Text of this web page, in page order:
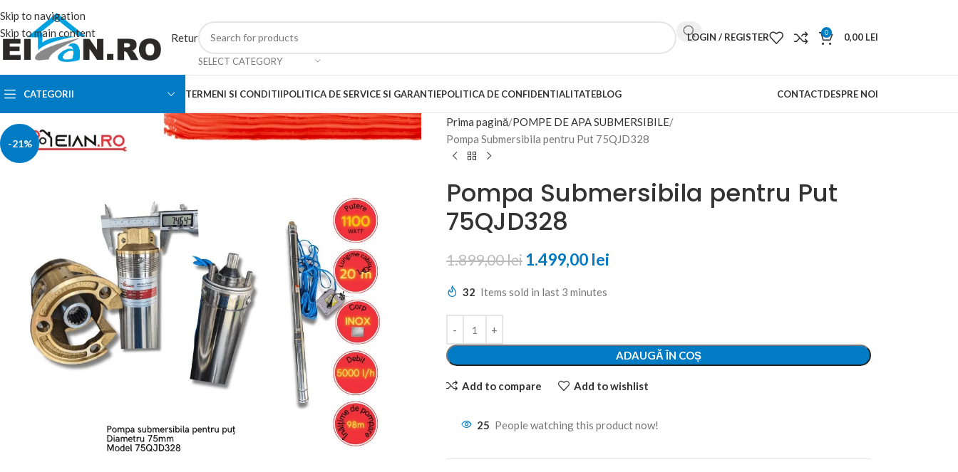
Skip to navigation
Skip to main content
Retur
SELECT CATEGORY
LOGIN / REGISTER 0 0,00 LEI
CATEGORII TERMENI SI CONDITIIPOLITICA DE SERVICE SI GARANTIEPOLITICA DE CONFIDENTIALITATEBLOG CONTACTDESPRE NOI
-21%
Prima pagină POMPE DE APA SUBMERSIBILE
Pompa Submersibila pentru Put 75QJD328
Pompa Submersibila pentru Put
75QJD328
1.899,00lei 1.499,00 lei
32 Items sold in last 3 minutes
ADAUGĂ ÎN COȘ
Add to compare Add to wishlist
25 People watching this product now!